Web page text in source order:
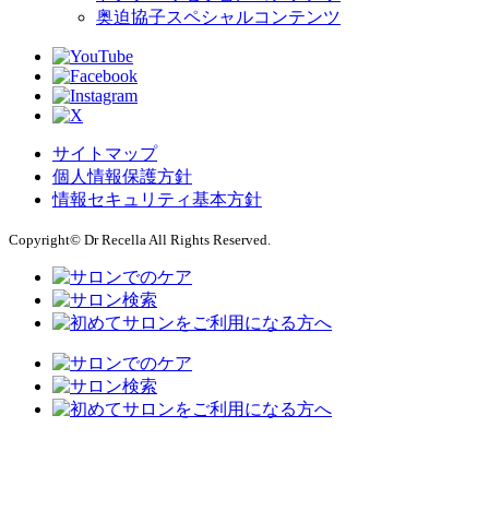
奥迫協子スペシャルコンテンツ
サイトマップ
個人情報保護方針
情報セキュリティ基本方針
Copyright© Dr Recella All Rights Reserved.